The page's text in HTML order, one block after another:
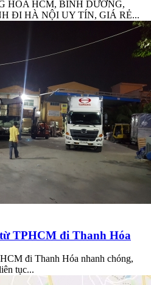
HÓA HCM, BÌNH DƯƠNG,
ĐI HÀ NỘI UY TÍN, GIÁ RẺ...
TPHCM đi Thanh Hóa
đi Thanh Hóa nhanh chóng,
tục...